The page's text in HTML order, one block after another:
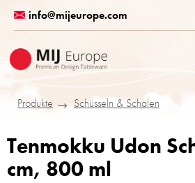
Inhalt
springen
info@mijeurope.com
Produkte Schüsseln & Schalen
Tenmokku Udon
cm, 800 ml